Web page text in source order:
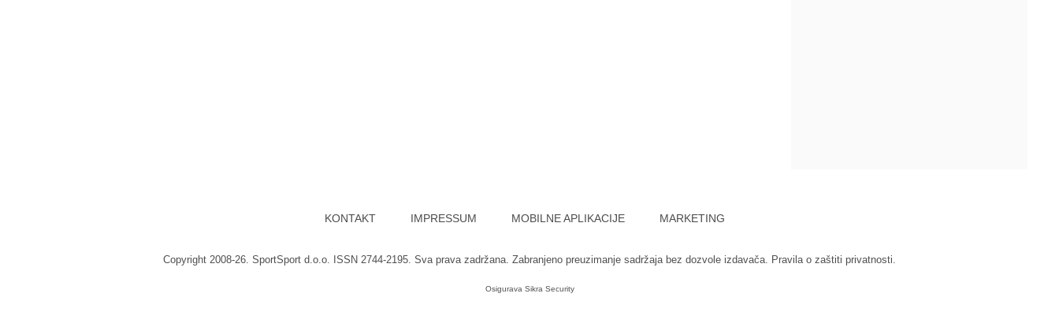
KONTAKT IMPRESSUM MOBILNE APLIKACIJE MARKETING
Copyright 2008-26. SportSport d.o.o. ISSN 2744-2195. Sva prava zadržana. Zabranjeno preuzimanje sadržaja bez dozvole izdavača. Pravila o zaštiti privatnosti.
Osigurava Sikra Security